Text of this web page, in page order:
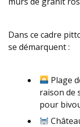
Dans ce cadre
se démarquent :
Plage
raison de
pour